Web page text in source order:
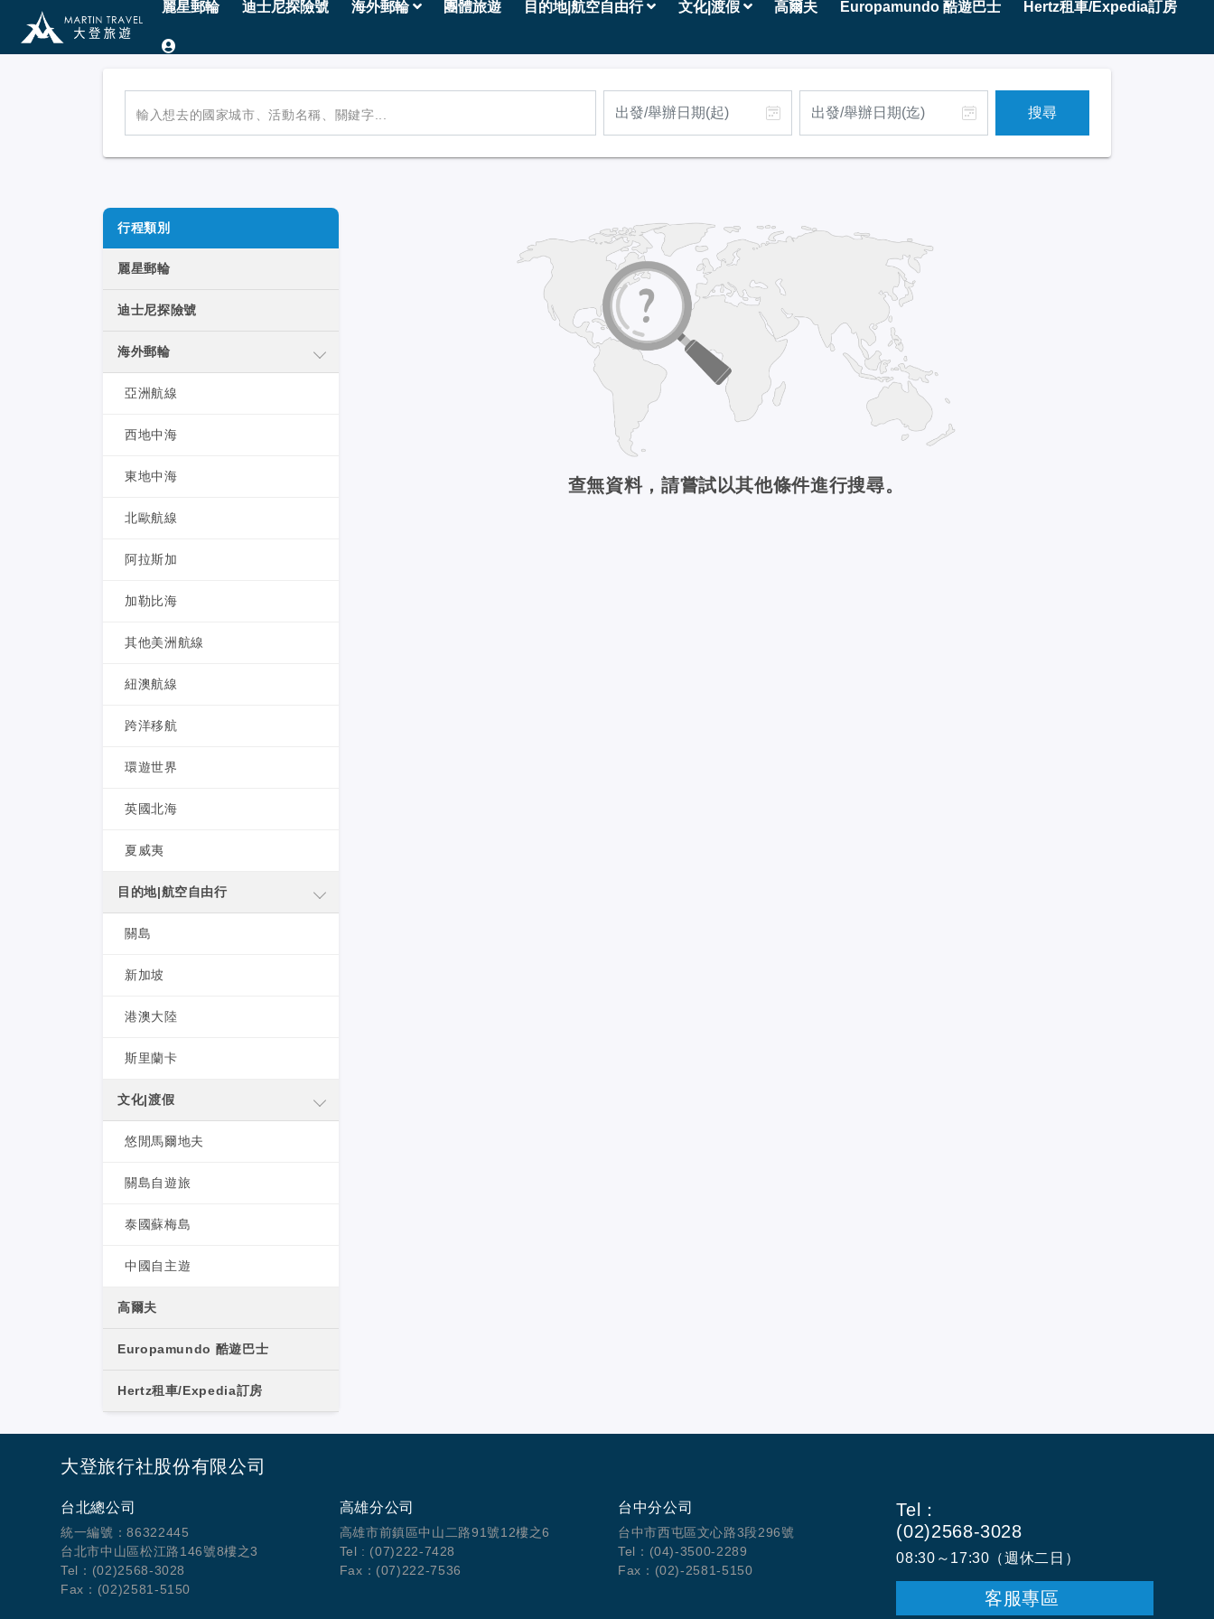
麗星郵輪 迪士尼探險號 海外郵輪 團體旅遊 目的地|航空自由行 文化|渡假 高爾夫 Europamundo 酷遊巴士 Hertz租車/Expedia訂房
輸入想去的國家城市、活動名稱、關鍵字... 搜尋
行程類別
麗星郵輪
迪士尼探險號
海外郵輪
亞洲航線
西地中海
東地中海
北歐航線
阿拉斯加
加勒比海
其他美洲航線
紐澳航線
跨洋移航
環遊世界
英國北海
夏威夷
目的地|航空自由行
關島
新加坡
港澳大陸
斯里蘭卡
文化|渡假
悠閒馬爾地夫
關島自遊旅
泰國蘇梅島
中國自主遊
高爾夫
Europamundo 酷遊巴士
Hertz租車/Expedia訂房
查無資料，請嘗試以其他條件進行搜尋。
大登旅行社股份有限公司
台北總公司
統一編號：86322445
台北市中山區松江路146號8樓之3
Tel：(02)2568-3028
Fax：(02)2581-5150
高雄分公司
高雄市前鎮區中山二路91號12樓之6
Tel : (07)222-7428
Fax：(07)222-7536
台中分公司
台中市西屯區文心路3段296號
Tel：(04)-3500-2289
Fax：(02)-2581-5150
Tel：
(02)2568-3028
08:30～17:30（週休二日）
客服專區